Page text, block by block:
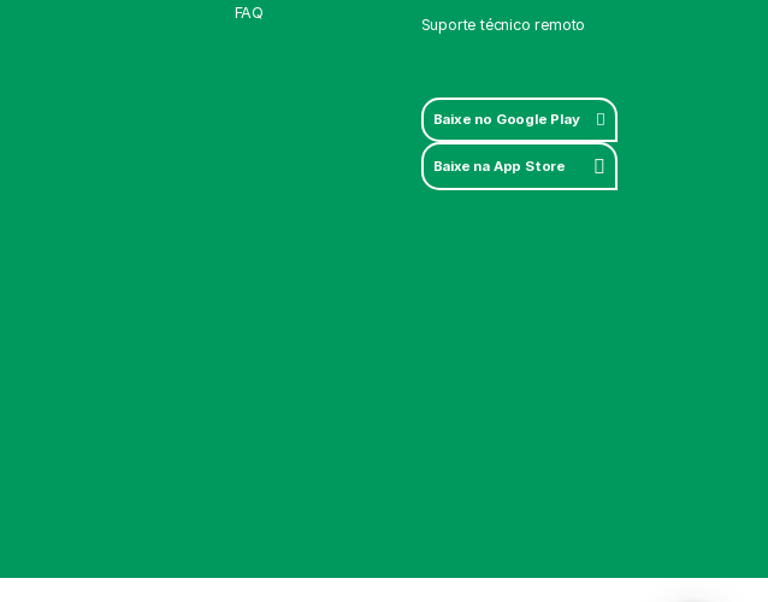
FAQ
Suporte técnico remoto
Baixe no Google Play 
Baixe na App Store 